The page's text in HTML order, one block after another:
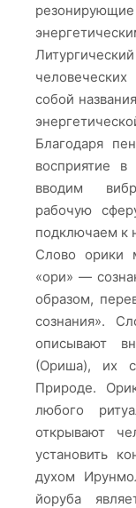
собой
Благодаря
восприятие
вводим
рабочую
подключаем к
Слово орики
«ори» —
образом,
сознания».
описывают
(Ориша), их
Природе.
любого
открывают
установить
духом
йоруба